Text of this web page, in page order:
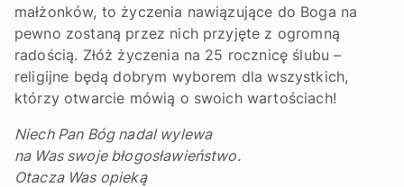
małżonków, to życzenia nawiązujące do Boga na
pewno zostaną przez nich przyjęte z ogromną
radością. Złóż życzenia na 25 rocznicę ślubu –
religijne będą dobrym wyborem dla wszystkich,
którzy otwarcie mówią o swoich wartościach!
Niech Pan Bóg nadal wylewa
na Was swoje błogosławieństwo.
Otacza Was opieką